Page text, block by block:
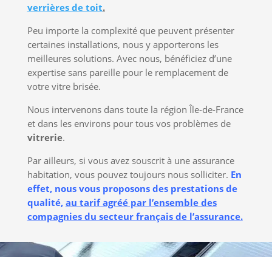
verrières de toit.
Peu importe la complexité que peuvent présenter
certaines installations, nous y apporterons les
meilleures solutions. Avec nous, bénéficiez d’une
expertise sans pareille pour le remplacement de
votre vitre brisée.
Nous intervenons dans toute la région Île-de-France
et dans les environs pour tous vos problèmes de
vitrerie.
Par ailleurs, si vous avez souscrit à une assurance
habitation, vous pouvez toujours nous solliciter. En
effet, nous vous proposons des prestations de
qualité, au tarif agréé par l’ensemble des
compagnies du secteur français de l’assurance.